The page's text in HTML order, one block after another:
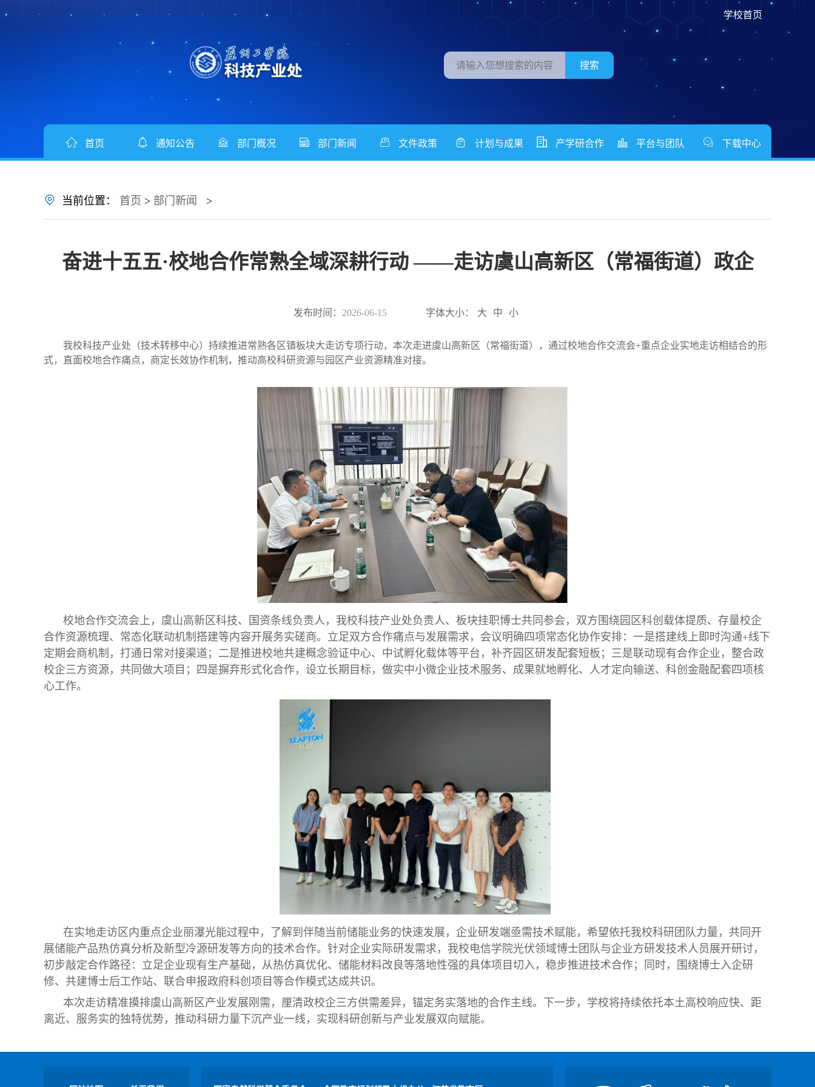
学校首页
搜索
首页 通知公告 部门概况 部门新闻 文件政策 计划与成果 产学研合作 平台与团队 下载中心
当前位置： 首页 > 部门新闻 >
奋进十五五·校地合作常熟全域深耕行动 ——走访虞山高新区（常福街道）政企
发布时间： 2026-06-15 字体大小： 大 中 小
我校科技产业处（技术转移中心）持续推进常熟各区镇板块大走访专项行动，本次走进虞山高新区（常福街道），通过校地合作交流会+重点企业实地走访相结合的形
式，直面校地合作痛点，商定长效协作机制，推动高校科研资源与园区产业资源精准对接。
校地合作交流会上，虞山高新区科技、国资条线负责人，我校科技产业处负责人、板块挂职博士共同参会，双方围绕园区科创载体提质、存量校企
合作资源梳理、常态化联动机制搭建等内容开展务实磋商。立足双方合作痛点与发展需求，会议明确四项常态化协作安排：一是搭建线上即时沟通+线下
定期会商机制，打通日常对接渠道；二是推进校地共建概念验证中心、中试孵化载体等平台，补齐园区研发配套短板；三是联动现有合作企业，整合政
校企三方资源，共同做大项目；四是摒弃形式化合作，设立长期目标，做实中小微企业技术服务、成果就地孵化、人才定向输送、科创金融配套四项核
心工作。
在实地走访区内重点企业丽瀑光能过程中，了解到伴随当前储能业务的快速发展，企业研发端亟需技术赋能，希望依托我校科研团队力量，共同开
展储能产品热仿真分析及新型冷源研发等方向的技术合作。针对企业实际研发需求，我校电信学院光伏领域博士团队与企业方研发技术人员展开研讨，
初步敲定合作路径：立足企业现有生产基础，从热仿真优化、储能材料改良等落地性强的具体项目切入，稳步推进技术合作；同时，围绕博士入企研
修、共建博士后工作站、联合申报政府科创项目等合作模式达成共识。
本次走访精准摸排虞山高新区产业发展刚需，厘清政校企三方供需差异，锚定务实落地的合作主线。下一步，学校将持续依托本土高校响应快、距
离近、服务实的独特优势，推动科研力量下沉产业一线，实现科研创新与产业发展双向赋能。